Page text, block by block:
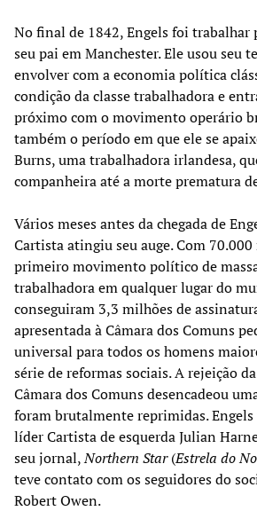
No final de 1842, Engels foi trabalhar
seu pai em Manchester. Ele usou seu
envolver com a economia política
condição da classe trabalhadora e
próximo com o movimento operário
também o período em que ele se
Burns, uma trabalhadora irlandesa,
companheira até a morte prematura
Vários meses antes da chegada de
Cartista atingiu seu auge. Com
primeiro movimento político de
trabalhadora em qualquer lugar do
conseguiram 3,3 milhões de
apresentada à Câmara dos Comuns
universal para todos os homens
série de reformas sociais. A rejeição
Câmara dos Comuns desencadeou
foram brutalmente reprimidas.
líder Cartista de esquerda Julian
seu jornal,Northern Star(Estrela do
teve contato com os seguidores do
Robert Owen.